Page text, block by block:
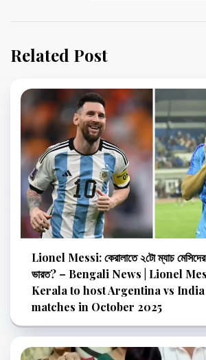
Related Post
Lionel Messi: কেরালাতে ২টো ম্যাচ মেসিদের,
ভারত? – Bengali News | Lionel
Kerala to host Argentina vs
matches in October 2025